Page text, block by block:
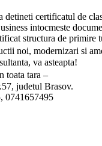
detineti certificatul de
intocmeste
structura de primire
noi, modernizari si
va asteapta!
toata tara –
judetul Brasov.
0741657495